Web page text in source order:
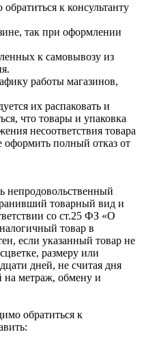
к консультанту
так при оформлении
к самовывозу из
работы магазинов,
их распаковать и
что товары и упаковка
несоответствия товара
оформить полный отказ от
непродовольственный
товарный вид и
со ст.25 ФЗ «О
товар в
если указанный товар не
размеру или
дней, не считая дня
на метраж, обмену и
обратиться к